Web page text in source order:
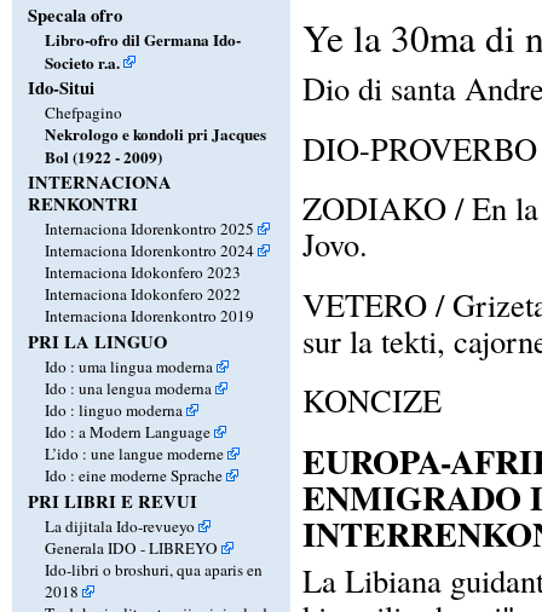
Specala ofro
Libro-ofro dil Germana Ido-
Societo r.a.
Ido-Situi
Chefpagino
Nekrologo e kondoli pri Jacques
Bol (1922 - 2009)
INTERNACIONA
RENKONTRI
Internaciona Idorenkontro 2025
Internaciona Idorenkontro 2024
Internaciona Idokonfero 2023
Internaciona Idokonfero 2022
Internaciona Idorenkontro 2019
PRI LA LINGUO
Ido : uma lingua moderna
Ido : una lengua moderna
Ido : linguo moderna
Ido : a Modern Language
L’ido : une langue moderne
Ido : eine moderne Sprache
PRI LIBRI E REVUI
La dijitala Ido-revueyo
Generala IDO - LIBREYO
Ido-libri o broshuri, qua aparis en
2018
Ye la 30ma di
Dio di santa
DIO-
ZODIAKO / En la
Jovo.
VETERO /
sur la tekti,
KONCIZE
EUROPA-
ENMIGRADO
La Libiana